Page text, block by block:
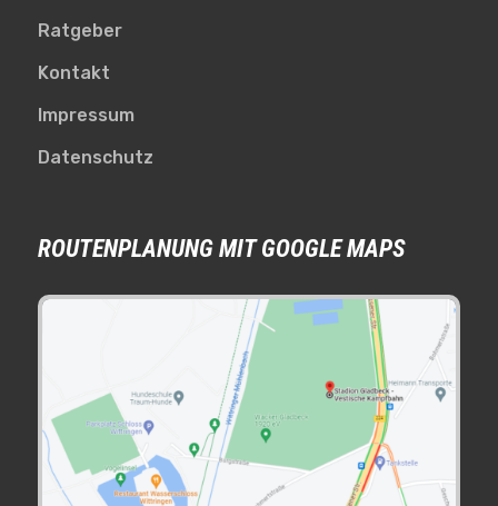
Ratgeber
Kontakt
Impressum
Datenschutz
ROUTENPLANUNG MIT GOOGLE MAPS